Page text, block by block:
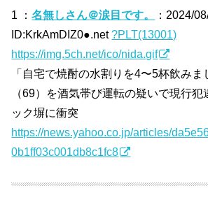
1 ：名無しさん＠涙目です。
：2024/
ID:KrkAmDIZ0●.net?PLT(13001)
https://img.5ch.net/ico/nida.gif
「自宅で焼酎の水割りを4〜5杯飲みま
（69）を酒気帯び運転の疑いで現行
ック塀に衝突
https://news.yahoo.co.jp/articles/
0b1ff03c001db8c1fc8